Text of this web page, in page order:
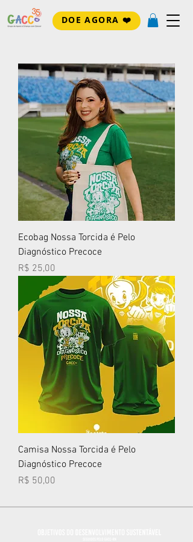
DOE AGORA ❤️
Ecobag Nossa Torcida é Pelo
Diagnóstico Precoce
Preço
R$ 25,00
Camisa Nossa Torcida é Pelo
Diagnóstico Precoce
Preço
R$ 50,00